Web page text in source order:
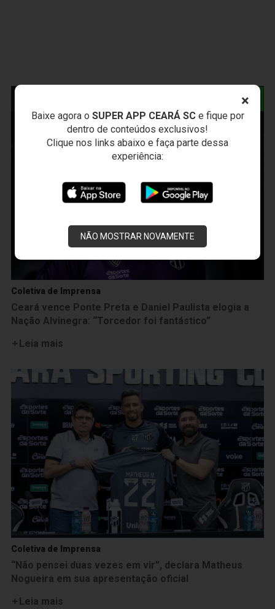
×
Baixe agora o SUPER APP CEARÁ SCe fique por
dentro de conteúdos exclusivos!
Clique nos links abaixo e faça parte dessa
experiência:
NÃO MOSTRAR NOVAMENTE
Coletiva de Imprensa
Ceará vence Ponte Preta e Daniel Paulista elogia a
Nação Alvinegra: “Torcedor foi fantástico”
Leia mais
Coletiva de Imprensa
“Não pensei duas vezes em vir”, declara Matheus
Nogueira em sua apresentação oficial
Leia mais